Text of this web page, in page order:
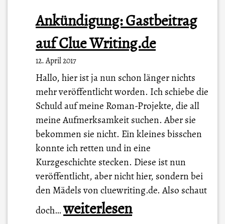
Ankündigung: Gastbeitrag
auf Clue Writing.de
12. April 2017
Hallo, hier ist ja nun schon länger nichts
mehr veröffentlicht worden. Ich schiebe die
Schuld auf meine Roman-Projekte, die all
meine Aufmerksamkeit suchen. Aber sie
bekommen sie nicht. Ein kleines bisschen
konnte ich retten und in eine
Kurzgeschichte stecken. Diese ist nun
veröffentlicht, aber nicht hier, sondern bei
den Mädels von cluewriting.de. Also schaut
doch…A
weiterlesen